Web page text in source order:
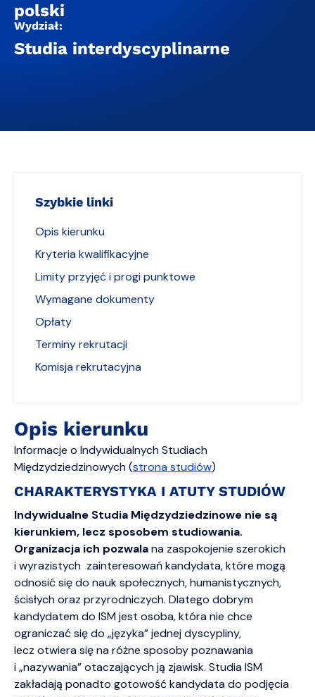
polski
Wydział:
Studia interdyscyplinarne
Opis kierunku
Informacje o Indywidualnych Studiach
Międzydziedzinowych (strona studiów)
CHARAKTERYSTYKA I ATUTY STUDIÓW
Indywidualne Studia Międzydziedzinowe nie są
kierunkiem, lecz sposobem studiowania.
Organizacja ich pozwalana zaspokojenie szerokich
i wyrazistych zainteresowań kandydata, które mogą
odnosić się do nauk społecznych, humanistycznych,
ścisłych oraz przyrodniczych. Dlatego dobrym
kandydatem do ISM jest osoba, która nie chce
ograniczać się do „języka” jednej dyscypliny,
lecz otwiera się na różne sposoby poznawania
i „nazywania” otaczających ją zjawisk. Studia ISM
zakładają ponadto gotowość kandydata do podjęcia
Szybkie linki
Opis kierunku
Kryteria kwalifikacyjne
Limity przyjęć i progi punktowe
Wymagane dokumenty
Opłaty
Terminy rekrutacji
Komisja rekrutacyjna